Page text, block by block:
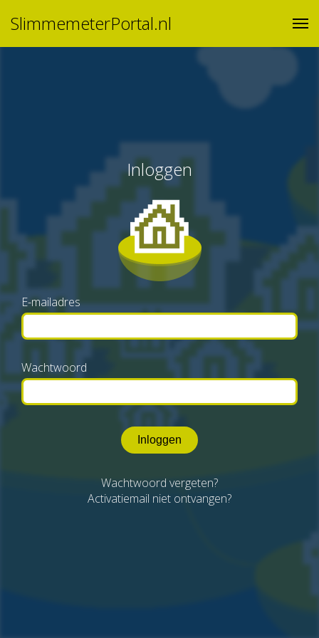
SlimmemeterPortal.nl
Inloggen
E-mailadres
Wachtwoord
Inloggen
Wachtwoord vergeten?
Activatiemail niet ontvangen?